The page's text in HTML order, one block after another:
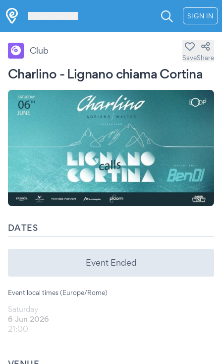
SIGN IN
Charlino - Lignano chiama Cortina
Club
SaveShare
DATES
Event Ended
Event local times (Europe/Rome)
Saturday
6 Jun 2026
21:00